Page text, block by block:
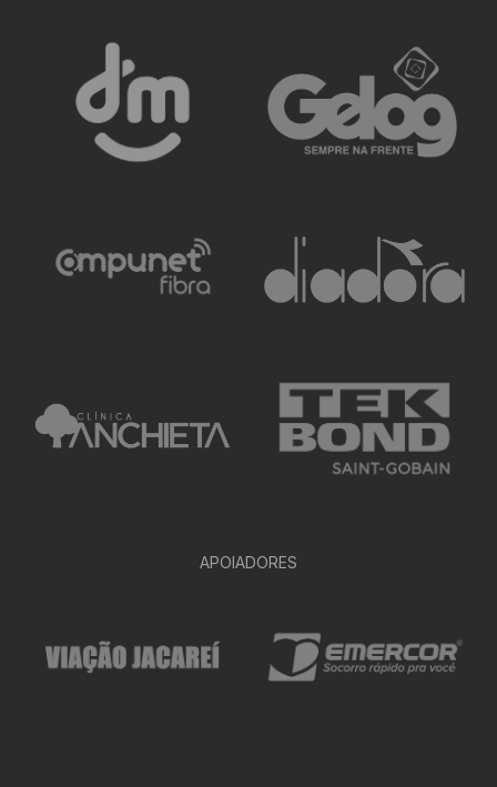
APOIADORES